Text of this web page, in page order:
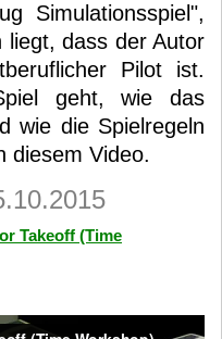
Simulationsspiel",
liegt, dass der Autor
Pilot ist.
geht, wie das
wie die Spielregeln
diesem Video.
Takeoff (Time